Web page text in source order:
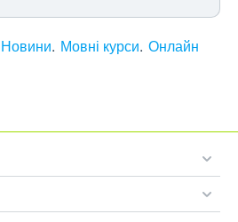
Новини Мовні курси Онлайн